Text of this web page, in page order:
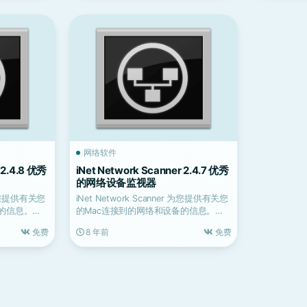
优秀
供有关您
息。
免费
网络软件
iNet Network Scanner 2.4.7 优秀
的网络设备监视器
iNet Network Scanner 为您提供有关您
的Mac连接到的网络和设备的信息。
8 年前
免费